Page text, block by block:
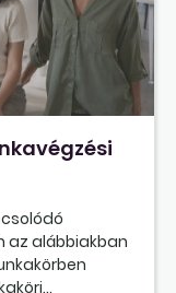
az alábbiakban